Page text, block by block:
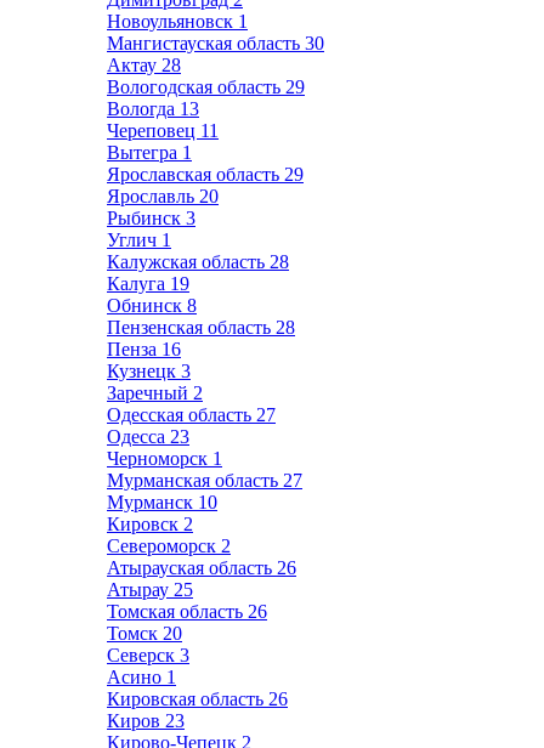
Новоульяновск 1
Мангистауская область 30
Актау 28
Вологодская область 29
Вологда 13
Череповец 11
Вытегра 1
Ярославская область 29
Ярославль 20
Рыбинск 3
Углич 1
Калужская область 28
Калуга 19
Обнинск 8
Пензенская область 28
Пенза 16
Кузнецк 3
Заречный 2
Одесская область 27
Одесса 23
Черноморск 1
Мурманская область 27
Мурманск 10
Кировск 2
Североморск 2
Атырауская область 26
Атырау 25
Томская область 26
Томск 20
Северск 3
Асино 1
Кировская область 26
Киров 23
Кирово-Чепецк 2